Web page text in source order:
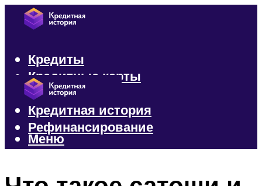
Кредиты
Кредитные карты
Микрозаймы
Кредитная история
Рефинансирование
Меню